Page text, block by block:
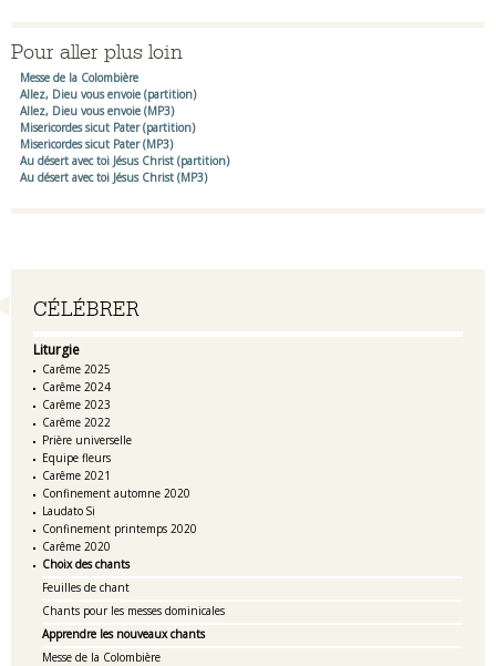
Navigation
CÉLÉBRER
Liturgie
Carême 2025
Carême 2024
Carême 2023
Carême 2022
Prière universelle
Equipe fleurs
Carême 2021
Confinement automne 2020
Laudato Si
Confinement printemps 2020
Carême 2020
Choix des chants
Feuilles de chant
Chants pour les messes dominicales
Apprendre les nouveaux chants
Messe de la Colombière
Pour aller plus loin
Messe de la Colombière
Allez, Dieu vous envoie (partition)
Allez, Dieu vous envoie (MP3)
Misericordes sicut Pater (partition)
Misericordes sicut Pater (MP3)
Au désert avec toi Jésus Christ (partition)
Au désert avec toi Jésus Christ (MP3)